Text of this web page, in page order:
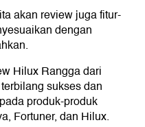
akan review juga fitur-
dengan
Hilux Rangga dari
sukses dan
produk-produk
Fortuner, dan Hilux.